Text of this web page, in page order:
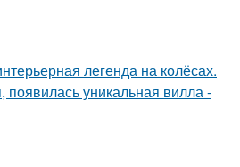
легенда на колёсах.
уникальная вилла -